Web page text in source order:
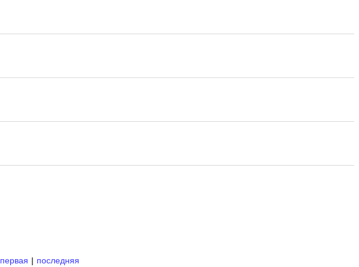
первая | последняя